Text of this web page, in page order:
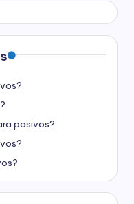
pasivos?